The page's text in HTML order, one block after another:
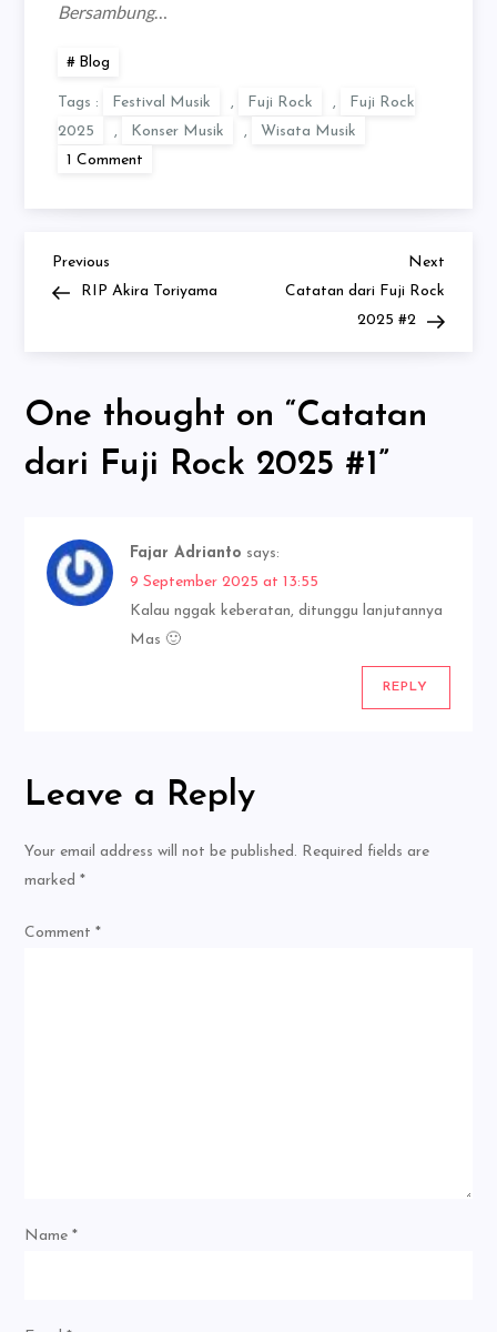
Bersambung…
Blog
Tags : Festival Musik , Fuji Rock ,
Fuji Rock
2025
, Konser Musik ,
Wisata Musik
1 Comment
Fuji
Post
Previous
Post
Previous
RIP Akira Toriyama
Next
Post
Next
Catatan dari Fuji Rock
2025 #2
One thought on “Catatan
dari Fuji Rock 2025 #1”
Fajar Adrianto says:
9 September 2025 at 13:55
Kalau nggak keberatan, ditunggu lanjutannya
Mas 🙂
REPLY
Leave a Reply
Your email address will not be published. Required fields are
marked*
Comment*
Name*